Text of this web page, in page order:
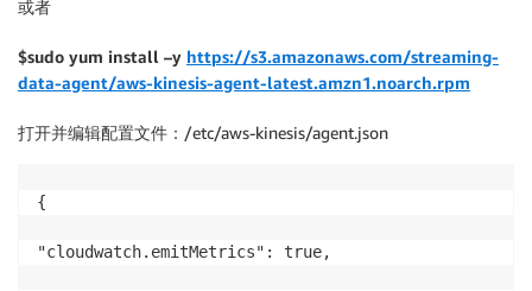
或者
$sudo yum install –y https://s3.amazonaws.com/streaming-
data-agent/aws-kinesis-agent-latest.amzn1.noarch.rpm
打开并编辑配置文件：/etc/aws-kinesis/agent.json
{
"cloudwatch.emitMetrics": true,